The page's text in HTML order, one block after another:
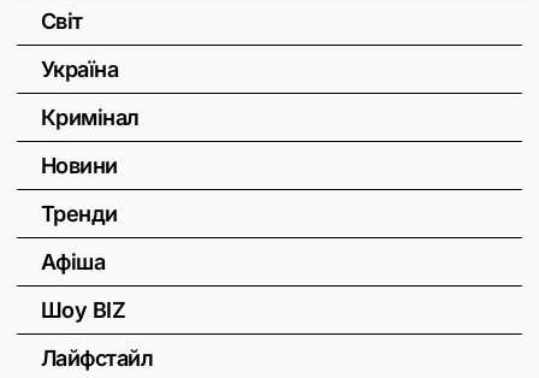
Світ
Україна
Кримінал
Новини
Тренди
Афіша
Шоу BIZ
Лайфстайл